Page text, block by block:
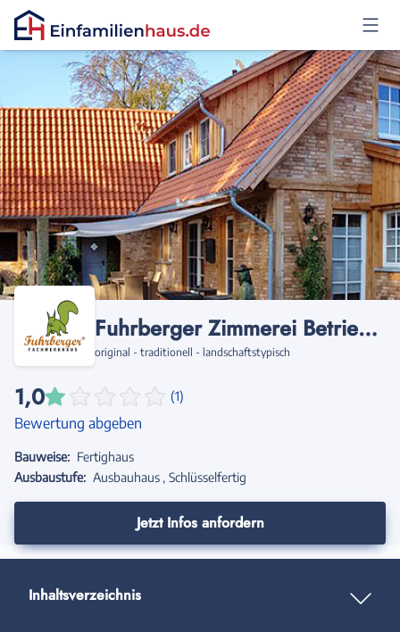
Anmelden
Fuhrberger Zimmerei Betriebsges. mbH
original - traditionell - landschaftstypisch
1,0 (1)
Bewertung abgeben
Bauweise: Fertighaus
Ausbaustufe: Ausbauhaus Schlüsselfertig
Jetzt Infos anfordern
Inhaltsverzeichnis